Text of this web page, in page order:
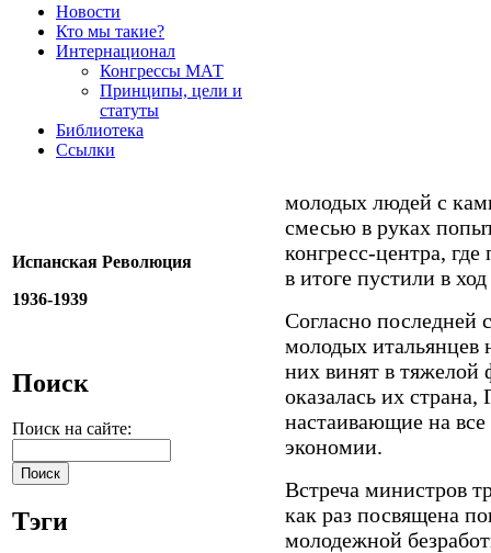
Новости
Кто мы такие?
Интернационал
Конгрессы МАТ
Принципы, цели и
статуты
Библиотека
Ссылки
Испанская Революция
1936-1939
Поиск
Поиск на сайте:
Тэги
молодых людей с
смесью в руках
конгресс-центра,
в итоге пустили в
Согласно последней
молодых итальянцев
них винят в тяжелой
оказалась их
настаивающие на
экономии.
Встреча министров
как раз посвящена
молодежной